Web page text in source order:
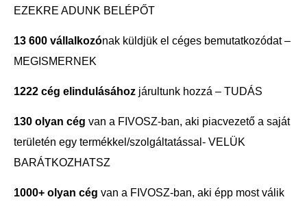
EZEKRE ADUNK BELÉPŐT
13 600 vállalkozónak küldjük el céges bemutatkozódat –
MEGISMERNEK
1222 cég elindulásához járultunk hozzá – TUDÁS
130 olyan cég van a FIVOSZ-ban, aki piacvezető a saját
területén egy termékkel/szolgáltatással- VELÜK
BARÁTKOZHATSZ
1000+ olyan cég van a FIVOSZ-ban, aki épp most válik